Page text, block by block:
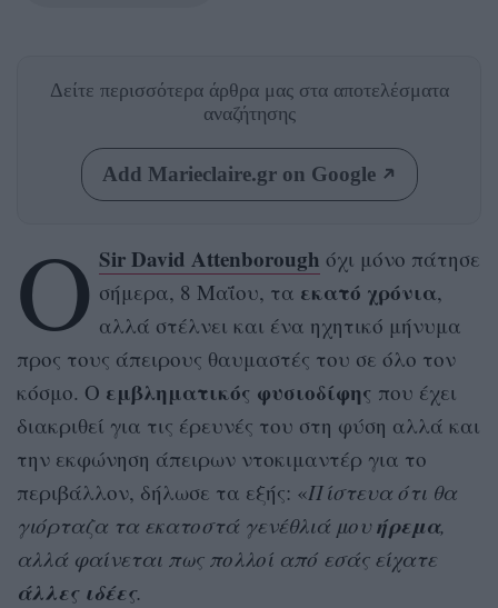
Δείτε περισσότερα άρθρα μας στα αποτελέσματα
αναζήτησης
Add Marieclaire.gr on Google
Ο Sir David Attenborough όχι μόνο πάτησε
σήμερα, 8 Μαΐου, τα εκατό χρόνια,
αλλά στέλνει και ένα ηχητικό μήνυμα
προς τους άπειρους θαυμαστές του σε όλο τον
κόσμο. Ο εμβληματικός φυσιοδίφης που έχει
διακριθεί για τις έρευνές του στη φύση αλλά και
την εκφώνηση άπειρων ντοκιμαντέρ για το
περιβάλλον, δήλωσε τα εξής: «Πίστευα ότι θα
γιόρταζα τα εκατοστά γενέθλιά μουήρεμα,
αλλά φαίνεται πως πολλοί από εσάς είχατε
άλλες ιδέες.